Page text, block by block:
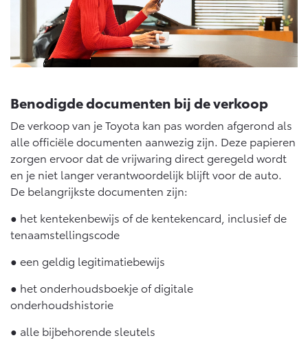
Proace (excl. BTW)
OOK ALS BATTERIJ-
ELEKTRISCH
Vanaf € 37.500,-
Proace Verso
BATTERIJ-ELEKTRISCH
Vanaf € 55.950,-
OOK ALS BATTERIJ-
ELEKTRISCH
Vanaf € 46.301,-
OOK ALS BATTERIJ-
ELEKTRISCH
Benodigde documenten bij de verkoop
De verkoop van je Toyota kan pas worden afgerond als
alle officiële documenten aanwezig zijn. Deze papieren
zorgen ervoor dat de vrijwaring direct geregeld wordt
en je niet langer verantwoordelijk blijft voor de auto.
De belangrijkste documenten zijn:
● het kentekenbewijs of de kentekencard, inclusief de
tenaamstellingscode
● een geldig legitimatiebewijs
● het onderhoudsboekje of digitale
onderhoudshistorie
● alle bijbehorende sleutels